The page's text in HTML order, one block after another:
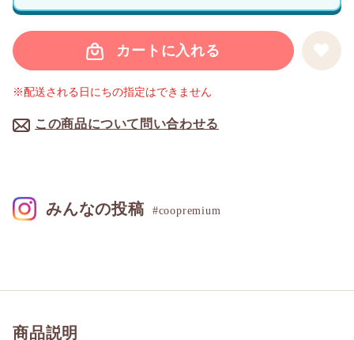
カートに入れる
この商品について問い合わせる
※配送される日にちの指定はできません
商品説明
みんなの投稿 #coopremium